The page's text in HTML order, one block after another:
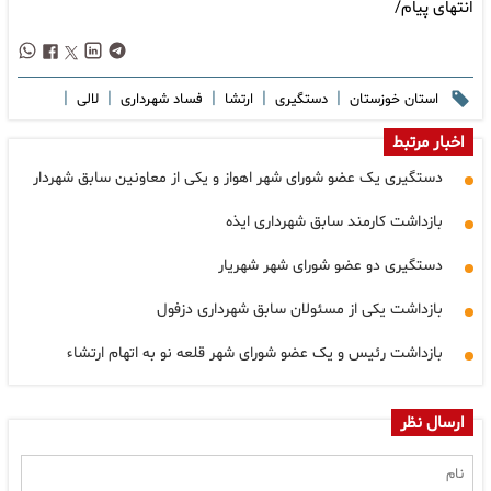
انتهای پیام/
استان خوزستان | دستگیری | ارتشا | فساد شهرداری | لالی |
اخبار مرتبط
دستگیری یک عضو شورای شهر اهواز و یکی از معاونین سابق شهردار
بازداشت کارمند سابق شهرداری ایذه
دستگیری دو عضو شورای شهر شهریار
بازداشت یکی از مسئولان سابق شهرداری دزفول
بازداشت رئیس و یک عضو شورای شهر قلعه نو به اتهام ارتشاء
ارسال نظر